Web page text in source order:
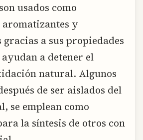
usados como
y
a sus propiedades
a detener el
natural. Algunos
de ser aislados del
se emplean como
la síntesis de otros con